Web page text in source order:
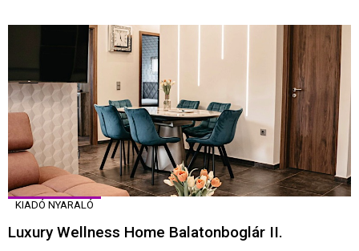
KIADÓ NYARALÓ
Luxury Wellness Home Balatonboglár II.